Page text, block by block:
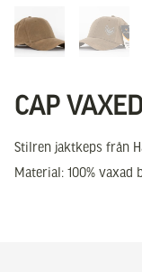
CAP
Stilren jaktkeps från
Material: 100% vaxad